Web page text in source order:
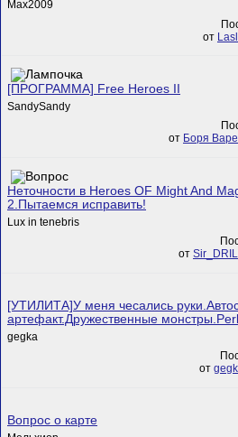
Max2009
от
[ПРОГРАММА] Free Heroes II
SandySandy
от Боря
Неточности в Heroes OF Might And
2.Пытаемся исправить!
Lux in tenebris
от
[УТИЛИТА]У меня чесались
артефакт.Дружественные
gegka
от
Вопрос о карте